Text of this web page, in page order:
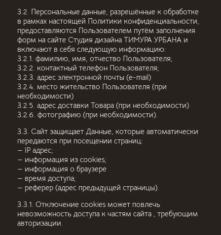
3.2. Персональные данные, разрешённые к обработке
в рамках настоящей Политики конфиденциальности,
предоставляются Пользователем путём заполнения
форм на сайте Студия дизайна ТИМУРА УРБАНА и
включают в себя следующую информацию:
3.2.1. фамилию, имя, отчество Пользователя;
3.2.2. контактный телефон Пользователя;
3.2.3. адрес электронной почты (e-mail)
3.2.4. место жительство Пользователя (при
необходимости)
3.2.5. адрес доставки Товара (при необходимости)
3.2.6. фотографию (при необходимости).
3.3. Сайт защищает Данные, которые автоматически
передаются при посещении страниц:
— IP адрес;
— информация из cookies;
— информация о браузере
— время доступа;
— реферер (адрес предыдущей страницы).
3.3.1. Отключение cookies может повлечь
невозможность доступа к частям сайта , требующим
авторизации.